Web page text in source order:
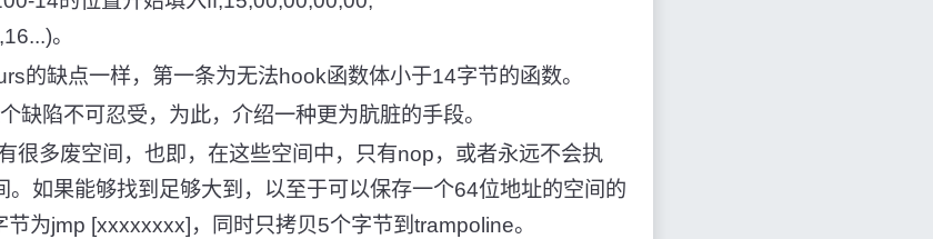
。
的缺点一样，第一条为无法hook函数体小于14字节的函数。
缺陷不可忍受，为此，介绍一种更为肮脏的手段。
很多废空间，也即，在这些空间中，只有nop，或者永远不会执
。如果能够找到足够大到，以至于可以保存一个64位地址的空间的
为jmp [xxxxxxxx]，同时只拷贝5个字节到trampoline。